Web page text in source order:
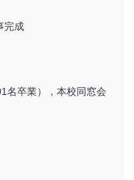
完成
名卒業），本校同窓会